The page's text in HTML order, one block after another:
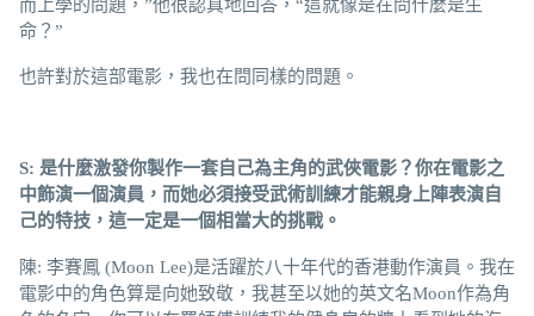
而上學的問題，”他很認真地回答，“這就像是在問什麼是生
命？”
也許對於這部電影，我也在問同樣的問題。
S: 是什麼激發你製作一套 自己為主角的武俠電影？你在電影之
中飾演一個演員， 而她必須接受武術訓練才能親身上陣表演自
己的特技，這一定是一個相當大的挑戰。
陳: 李賽鳳 (Moon Lee)是活躍於八十年代的香港動作演員。我在
電影中的角色算是向她致敬，我甚至以她的英文名Moon作為角